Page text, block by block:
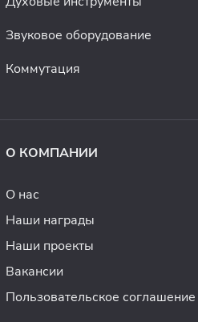
Звуковое оборудование
Коммутация
О КОМПАНИИ
О нас
Наши награды
Наши проекты
Вакансии
Пользовательское соглашение